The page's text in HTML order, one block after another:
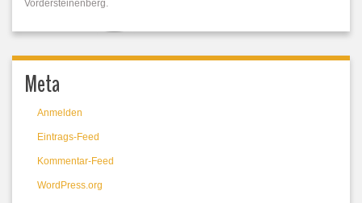
Vordersteinenberg.
Meta
Anmelden
Eintrags-Feed
Kommentar-Feed
WordPress.org